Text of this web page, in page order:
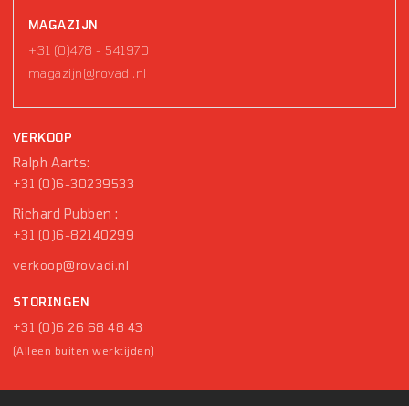
MAGAZIJN
+31 (0)478 - 541970
magazijn@rovadi.nl
VERKOOP
Ralph Aarts:
+31 (0)6-30239533
Richard Pubben :
+31 (0)6-82140299
verkoop@rovadi.nl
STORINGEN
+31 (0)6 26 68 48 43
(Alleen buiten werktijden)